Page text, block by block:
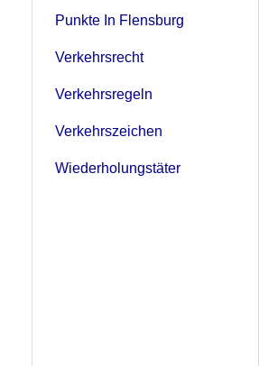
Punkte In Flensburg
Verkehrsrecht
Verkehrsregeln
Verkehrszeichen
Wiederholungstäter